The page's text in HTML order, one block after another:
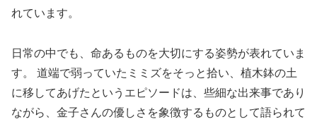
れています。
日常の中でも、命あるものを大切にする姿勢が表れていま
す。 道端で弱っていたミミズをそっと拾い、植木鉢の土
に移してあげたというエピソードは、些細な出来事であり
ながら、金子さんの優しさを象徴するものとして語られて